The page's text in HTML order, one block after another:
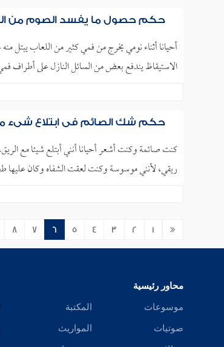
حكم حصول ما يفسد الصوم من
أحيانا أثناء نومي يخرج من فمي كثير من اللعاب يبتل
الاستيقاظ يندفع بعض من السائل النازل على
حكم شك الصائم في ابتلاع شيء
كنت صائمة وكنت أشعر أحيانا أنني أبتلع شيئا مع
ريقي، لأنني موسوسة وكنت لعقت الشفاه وكان
1
2
3
4
5
6
7
8
محاور رئيسية
موسوعات
صوتيات
المكتبة
المواريث